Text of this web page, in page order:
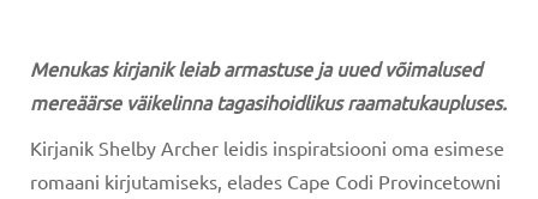
Menukas kirjanik leiab armastuse ja uued võimalused
mereäärse väikelinna tagasihoidlikus raamatukaupluses.
Kirjanik Shelby Archer leidis inspiratsiooni oma esimese
romaani kirjutamiseks, elades Cape Codi Provincetowni